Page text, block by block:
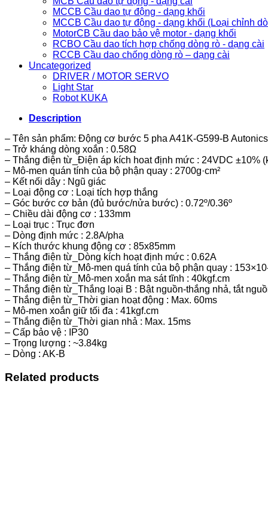
MCCB Cầu dao tự động - dạng khối
MCCB Cầu dao tự động - dạng khối (Loại chỉnh
MotorCB Cầu dao bảo vệ motor - dạng khối
RCBO Cầu dao tích hợp chống dòng rò - dạng cài
RCCB Cầu dao chống dòng rò – dạng cài
Uncategorized
DRIVER / MOTOR SERVO
Light Star
Robot KUKA
Description
– Tên sản phẩm: Động cơ bước 5 pha A41K-G599-B Autonics
– Trở kháng dòng xoắn : 0.58Ω
– Thắng điện từ_Điện áp kích hoat định mức : 24VDC ±10%
– Mô-men quán tính của bộ phận quay : 2700g·cm²
– Kết nối dây : Ngũ giác
– Loại động cơ : Loại tích hợp thắng
– Góc bước cơ bản (đủ bước/nửa bước) : 0.72º/0.36º
– Chiều dài động cơ : 133mm
– Loại trục : Trục đơn
– Dòng định mức : 2.8A/pha
– Kích thước khung động cơ : 85x85mm
– Thắng điện từ_Dòng kích hoạt định mức : 0.62A
– Thắng điện từ_Mô-men quá tính của bộ phận quay :
– Thắng điện từ_Mô-men xoắn ma sát tĩnh : 40kgf.cm
– Thắng điện từ_Thắng loại B : Bật nguồn-thắng nhả, tắt
– Thắng điện từ_Thời gian hoạt động : Max. 60ms
– Mô-men xoắn giữ tối đa : 41kgf.cm
– Thắng điện từ_Thời gian nhả : Max. 15ms
– Cấp bảo vệ : IP30
– Trọng lượng : ~3.84kg
– Dòng : AK-B
Related products